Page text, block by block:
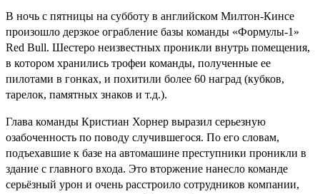
В ночь с пятницы на субботу в английском Милтон-Кинсе
произошло дерзкое ограбление базы команды «Формулы-1»
Red Bull. Шестеро неизвестных проникли внутрь помещения,
в котором хранились трофеи команды, полученные ее
пилотами в гонках, и похитили более 60 наград (кубков,
тарелок, памятных знаков и т.д.).
Глава команды Кристиан Хорнер выразил серьезную
озабоченность по поводу случившегося. По его словам,
подъехавшие к базе на автомашине преступники проникли в
здание с главного входа. Это вторжение нанесло команде
серьёзный урон и очень расстроило сотрудников компании,